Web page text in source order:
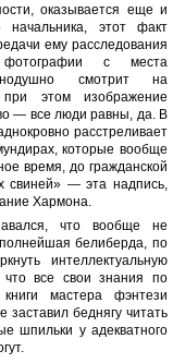
оказывается еще и
начальника, этот факт
ему расследования
фотографии с места
смотрит на
этом изображение
— все люди равны, да. В
расстреливает
которые вообще
время, до гражданской
свиней» — эта надпись,
Хармона.
что вообще не
белиберда, по
интеллектуальную
что все свои знания по
мастера фэнтези
беднягу читать
шпильки у адекватного